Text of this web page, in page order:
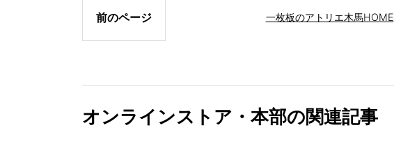
一枚板のアトリエ木馬HOME
前のページ
オンラインストア・本部の関連記事